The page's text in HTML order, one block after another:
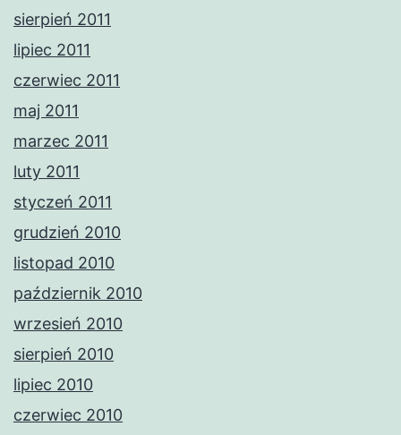
sierpień 2011
lipiec 2011
czerwiec 2011
maj 2011
marzec 2011
luty 2011
styczeń 2011
grudzień 2010
listopad 2010
październik 2010
wrzesień 2010
sierpień 2010
lipiec 2010
czerwiec 2010